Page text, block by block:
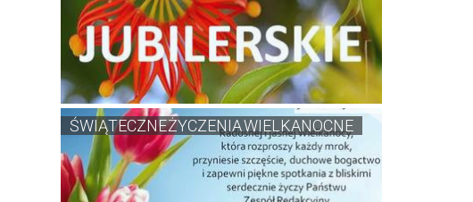
ŚWIĄTECZNE ŻYCZENIA WIELKANOCNE